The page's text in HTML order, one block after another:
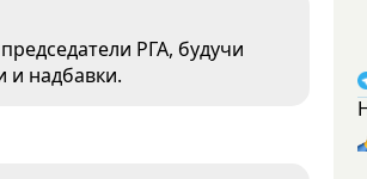
РГА, будучи
и надбавки.